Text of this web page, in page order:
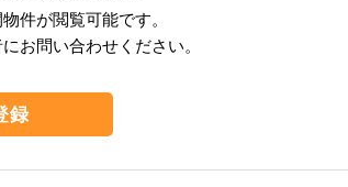
件が閲覧可能です。
お問い合わせください。
録